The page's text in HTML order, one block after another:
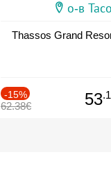
о-в
Thassos Grand
-15%
62.38€ 53